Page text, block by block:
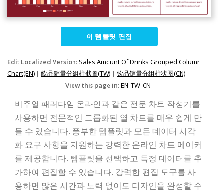
이 템플릿 편집
Edit Localized Version: Sales Amount Of Drinks Grouped Column
Chart(EN) | 飲品銷量分組柱狀圖(TW) | 饮品销量分组柱状图(CN)
View this page in:EN TW CN
비주얼 패러다임 온라인과 같은 전문 차트 작성기를
사용하면 전문적인 그룹화된 열 차트를 매우 쉽게 만
들 수 있습니다. 풍부한 템플릿과 모든 데이터 시각
화 요구 사항을 지원하는 강력한 온라인 차트 메이커
를 제공합니다. 템플릿을 선택하고 특정 데이터를 추
가하여 편집할 수 있습니다. 강력한 편집 도구를 사
용하면 많은 시간과 노력 없이도 디자인을 완성할 수